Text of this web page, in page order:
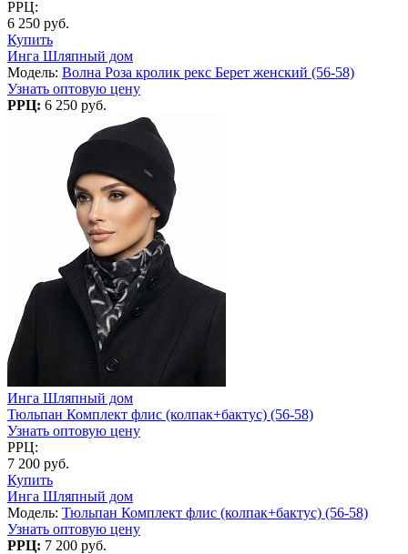
РРЦ:
6 250 руб.
Купить
Инга Шляпный дом
Модель: Волна Роза кролик рекс Берет женский (56-58)
Узнать оптовую цену
РРЦ: 6 250 руб.
Инга Шляпный дом
Тюльпан Комплект флис (колпак+бактус) (56-58)
Узнать оптовую цену
РРЦ:
7 200 руб.
Купить
Инга Шляпный дом
Модель: Тюльпан Комплект флис (колпак+бактус) (56-58)
Узнать оптовую цену
РРЦ: 7 200 руб.